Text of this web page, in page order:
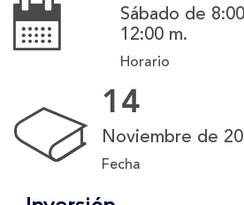
Sábado de
12:00 m.
Horario
14
Noviembre de
Fecha